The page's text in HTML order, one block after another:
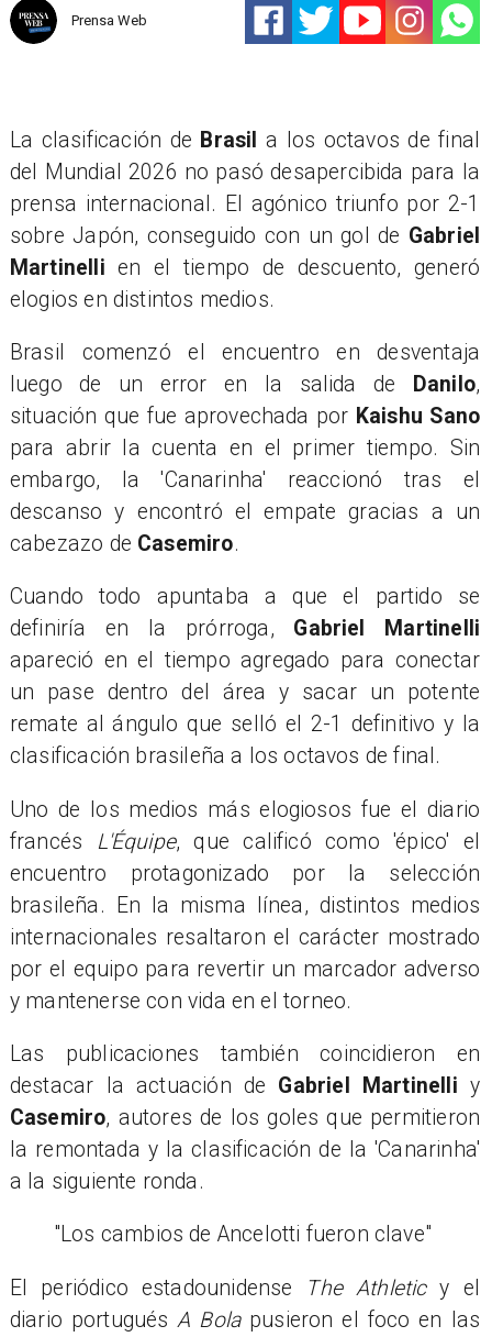
Prensa Web
La clasificación de Brasil
a los octavos de final
del Mundial 2026 no pasó desapercibida para la
prensa internacional. El agónico triunfo por 2-1
sobre Japón, conseguido con un gol de Gabriel
Martinelli en el tiempo de descuento, generó
elogios en distintos medios.
Brasil comenzó el encuentro en desventaja
luego de un error en la salida de
Danilo,
situación que fue aprovechada por Kaishu Sano
para abrir la cuenta en el primer tiempo. Sin
embargo, la 'Canarinha' reaccionó tras el
descanso y encontró el empate gracias a un
cabezazo de Casemiro.
Cuando todo apuntaba a que el partido se
definiría en la prórroga, Gabriel Martinelli
apareció en el tiempo agregado para conectar
un pase dentro del área y sacar un potente
remate al ángulo que selló el 2-1 definitivo y la
clasificación brasileña a los octavos de final.
Uno de los medios más elogiosos fue el diario
francés L'Équipe, que calificó como 'épico' el
encuentro protagonizado por la selección
brasileña. En la misma línea, distintos medios
internacionales resaltaron el carácter mostrado
por el equipo para revertir un marcador adverso
y mantenerse con vida en el torneo.
Las publicaciones también coincidieron en
destacar la actuación de Gabriel Martinelli y
Casemiro, autores de los goles que permitieron
la remontada y la clasificación de la 'Canarinha'
a la siguiente ronda.
"Los cambios de Ancelotti fueron clave"
El periódico estadounidense The Athleticy el
diario portuguésA Bolapusieron el foco en las